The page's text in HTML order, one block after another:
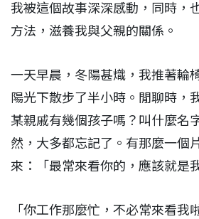
我被這個故事深深感動，同時，
方法，滋養我與父親的關係。
一天早晨，冬陽甚熾，我推著輪
陽光下散步了半小時。閒聊時，
某親戚有幾個孩子嗎？叫什麼名
然，大多都忘記了。有那麼一個
來：「最常來看你的，應該就是
「你工作那麼忙，不必常來看我